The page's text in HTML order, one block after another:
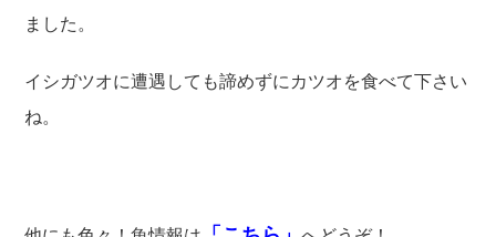
ました。
イシガツオに遭遇しても諦めずにカツオを食べて下さい
ね。